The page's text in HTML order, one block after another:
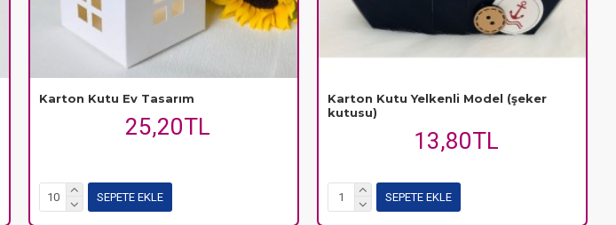
Karton Kutu Ev Tasarım
25,20TL
SEPETE EKLE
Karton Kutu Yelkenli Model (şeker
kutusu)
13,80TL
SEPETE EKLE